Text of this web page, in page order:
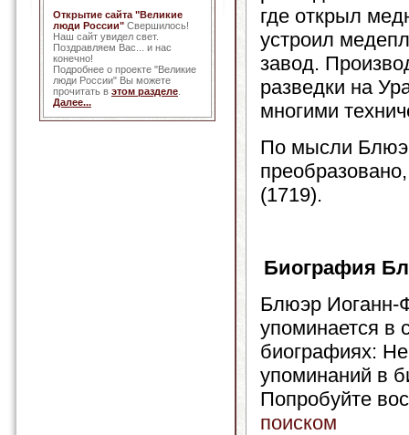
Открытие сайта "Великие
люди России" Свершилось!
Наш сайт увидел свет.
Поздравляем Вас... и нас
конечно!
Подробнее о проекте "Великие
люди России" Вы можете
прочитать в этом разделе
Далее...
где открыл
устроил
завод.
разведки на
многими
По мысли
(1719).
Биография
Блюэр Иоганн-
упоминается в
биографиях:
упоминаний в
Попробуйте
поиском